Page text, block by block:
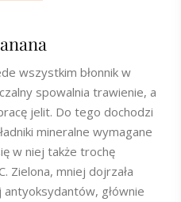
wszystkim błonnik w
spowalnia trawienie, a
jelit. Do tego dochodzi
mineralne wymagane
w niej także trochę
Zielona, mniej dojrzała
głównie